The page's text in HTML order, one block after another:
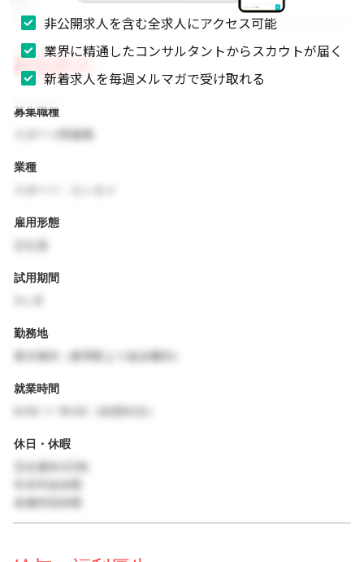
募集要項
募集職種
スポーツ関連職
業種
雇用形態
試用期間
勤務地
東京都内（最寄駅より徒歩圏内）
就業時間
9:00 〜 18:00（休憩60分）
休日・休暇
完全週休2日制
年末年始休暇
各種特別休暇
非公開求人を含む全求人にアクセス可能
業界に精通したコンサルタントからスカウトが届く
新着求人を毎週メルマガで受け取れる